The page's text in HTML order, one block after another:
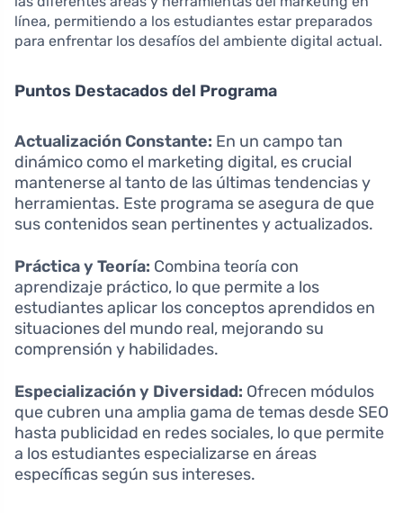
línea, permitiendo a los estudiantes estar preparados
para enfrentar los desafíos del ambiente digital actual.
Puntos Destacados del Programa
Actualización Constante: En un campo tan
dinámico como el marketing digital, es crucial
mantenerse al tanto de las últimas tendencias y
herramientas. Este programa se asegura de que
sus contenidos sean pertinentes y actualizados.
Práctica y Teoría: Combina teoría con
aprendizaje práctico, lo que permite a los
estudiantes aplicar los conceptos aprendidos en
situaciones del mundo real, mejorando su
comprensión y habilidades.
Especialización y Diversidad: Ofrecen módulos
que cubren una amplia gama de temas desde SEO
hasta publicidad en redes sociales, lo que permite
a los estudiantes especializarse en áreas
específicas según sus intereses.